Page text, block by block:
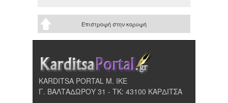
Επιστροφή στην κορυφή
KARDITSA PORTAL Μ. ΙΚΕ
Γ. ΒΑΛΤΑΔΩΡΟΥ 31 - ΤΚ: 43100 ΚΑΡΔΙΤΣΑ